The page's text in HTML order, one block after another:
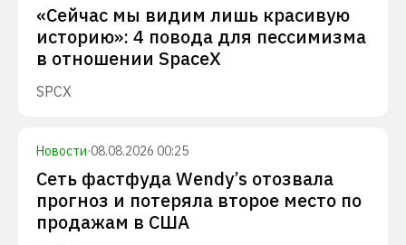
«Сейчас мы видим лишь красивую
историю»: 4 повода для пессимизма
в отношении SpaceX
SPCX
Новости·08.08.2026 00:25
Сеть фастфуда Wendy’s отозвала
прогноз и потеряла второе место по
продажам в США